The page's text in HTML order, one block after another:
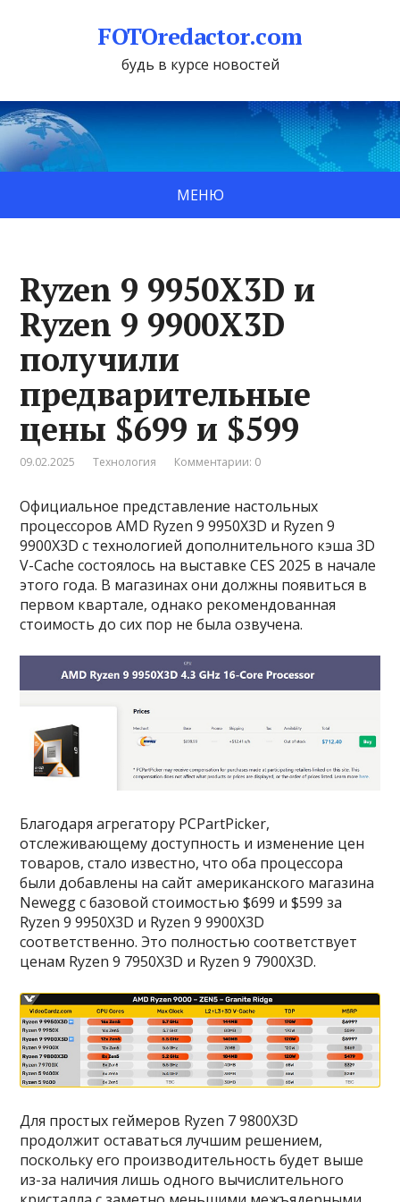
FOTOredactor.com
будь в курсе новостей
МЕНЮ
Ryzen 9 9950X3D и
Ryzen 9 9900X3D
получили
предварительные
цены $699 и $599
09.02.2025 Технология Комментарии: 0
Официальное представление настольных
процессоров AMD Ryzen 9 9950X3D и Ryzen 9
9900X3D с технологией дополнительного кэша 3D
V-Cache состоялось на выставке CES 2025 в начале
этого года. В магазинах они должны появиться в
первом квартале, однако рекомендованная
стоимость до сих пор не была озвучена.
Благодаря агрегатору PCPartPicker,
отслеживающему доступность и изменение цен
товаров, стало известно, что оба процессора
были добавлены на сайт американского магазина
Newegg с базовой стоимостью $699 и $599 за
Ryzen 9 9950X3D и Ryzen 9 9900X3D
соответственно. Это полностью соответствует
ценам Ryzen 9 7950X3D и Ryzen 9 7900X3D.
Для простых геймеров Ryzen 7 9800X3D
продолжит оставаться лучшим решением,
поскольку его производительность будет выше
из-за наличия лишь одного вычислительного